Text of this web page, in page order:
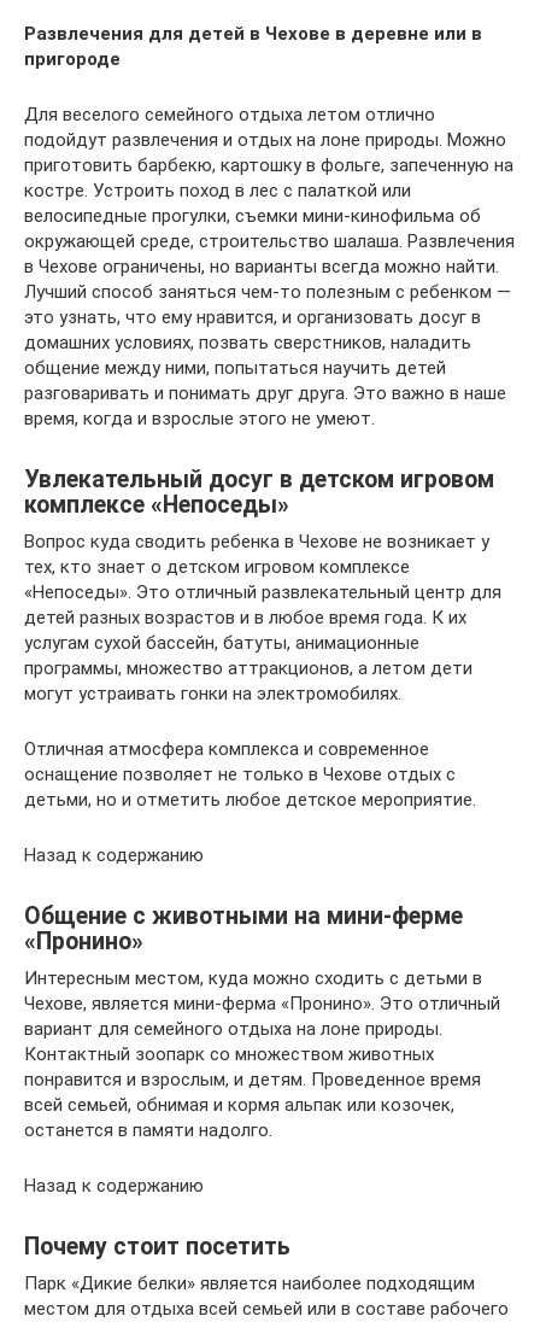
Развлечения для детей в Чехове в деревне или в
пригороде
Для веселого семейного отдыха летом отлично
подойдут развлечения и отдых на лоне природы. Можно
приготовить барбекю, картошку в фольге, запеченную на
костре. Устроить поход в лес с палаткой или
велосипедные прогулки, съемки мини-кинофильма об
окружающей среде, строительство шалаша. Развлечения
в Чехове ограничены, но варианты всегда можно найти.
Лучший способ заняться чем-то полезным с ребенком —
это узнать, что ему нравится, и организовать досуг в
домашних условиях, позвать сверстников, наладить
общение между ними, попытаться научить детей
разговаривать и понимать друг друга. Это важно в наше
время, когда и взрослые этого не умеют.
Увлекательный досуг в детском игровом
комплексе «Непоседы»
Вопрос куда сводить ребенка в Чехове не возникает у
тех, кто знает о детском игровом комплексе
«Непоседы». Это отличный развлекательный центр для
детей разных возрастов и в любое время года. К их
услугам сухой бассейн, батуты, анимационные
программы, множество аттракционов, а летом дети
могут устраивать гонки на электромобилях.
Отличная атмосфера комплекса и современное
оснащение позволяет не только в Чехове отдых с
детьми, но и отметить любое детское мероприятие.
Назад к содержанию
Общение с животными на мини-ферме
«Пронино»
Интересным местом, куда можно сходить с детьми в
Чехове, является мини-ферма «Пронино». Это отличный
вариант для семейного отдыха на лоне природы.
Контактный зоопарк со множеством животных
понравится и взрослым, и детям. Проведенное время
всей семьей, обнимая и кормя альпак или козочек,
останется в памяти надолго.
Назад к содержанию
Почему стоит посетить
Парк «Дикие белки» является наиболее подходящим
местом для отдыха всей семьей или в составе рабочего